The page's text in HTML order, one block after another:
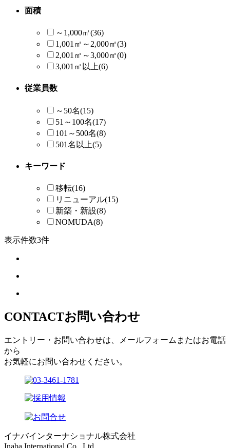
面積
～1,000㎡(36)
1,001㎡～2,000㎡(3)
2,001㎡～3,000㎡(0)
3,001㎡以上(6)
従業員数
～50名(15)
51～100名(17)
101～500名(8)
501名以上(5)
キーワード
移転(16)
リニューアル(15)
新築・新設(8)
NOMUDA(8)
表示件数3件
CONTACTお問い合わせ
エントリー・お問い合わせは、メールフォームまたはお電話
から
お気軽にお問い合わせください。
イナバインターナショナル株式会社
Inaba International Co., Ltd.